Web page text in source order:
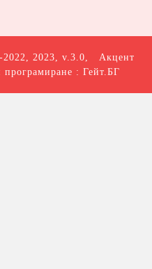
2022, 2023, v.3.0, Акцент
: Гейт.БГ